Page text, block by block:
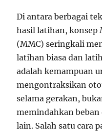
Di antara berbagai
hasil latihan, konsep
(MMC) seringkali
latihan biasa dan
adalah kemampuan
mengontraksikan
selama gerakan,
memindahkan
lain. Salah satu cara